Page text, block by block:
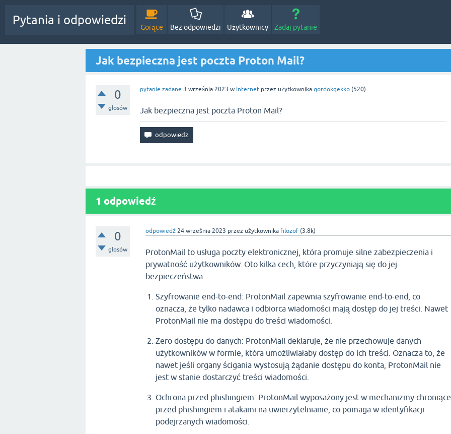
Pytania i odpowiedzi
Gorące Bez odpowiedzi Użytkownicy Zadaj pytanie
Jak bezpieczna jest poczta Proton Mail?
0
głosów
pytanie zadane 3 września 2023 w Internet przez użytkownika gordokgekko (520)
Jak bezpieczna jest poczta Proton Mail?
1 odpowiedź
0
głosów
odpowiedź 24 września 2023 przez użytkownika filozof (3.8k)
ProtonMail to usługa poczty elektronicznej, która promuje silne zabezpieczenia i
prywatność użytkowników. Oto kilka cech, które przyczyniają się do jej
bezpieczeństwa:
Szyfrowanie end-to-end: ProtonMail zapewnia szyfrowanie end-to-end, co
oznacza, że tylko nadawca i odbiorca wiadomości mają dostęp do jej treści. Nawet
ProtonMail nie ma dostępu do treści wiadomości.
Zero dostępu do danych: ProtonMail deklaruje, że nie przechowuje danych
użytkowników w formie, która umożliwiałaby dostęp do ich treści. Oznacza to, że
nawet jeśli organy ścigania wystosują żądanie dostępu do konta, ProtonMail nie
jest w stanie dostarczyć treści wiadomości.
Ochrona przed phishingiem: ProtonMail wyposażony jest w mechanizmy chroniące
przed phishingiem i atakami na uwierzytelnianie, co pomaga w identyfikacji
podejrzanych wiadomości.